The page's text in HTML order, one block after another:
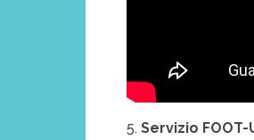
5.Servizio FOOT-